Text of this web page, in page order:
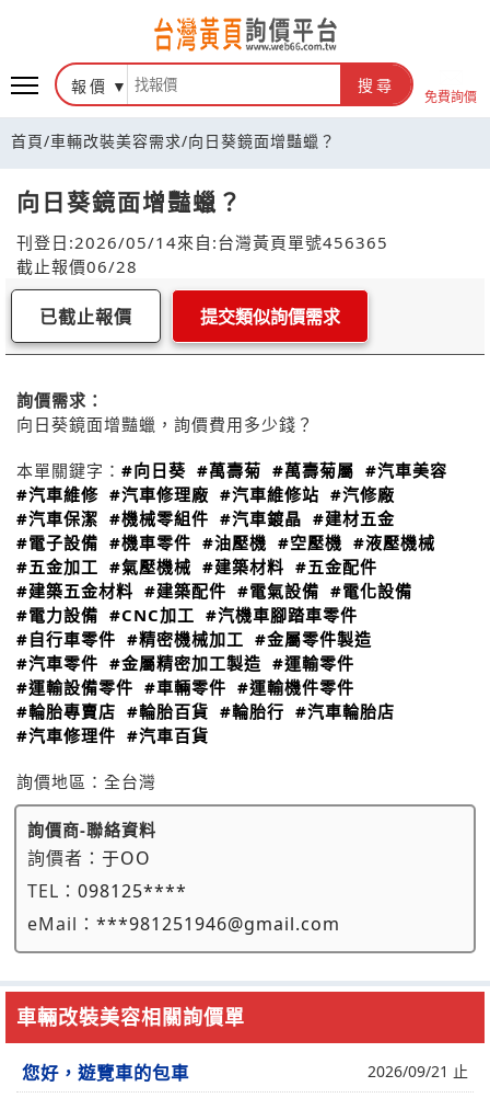
報價 搜尋
免費詢價
首頁/車輛改裝美容需求/向日葵鏡面增豔蠟？
向日葵鏡面增豔蠟？
刊登日:2026/05/14來自:台灣黃頁單號456365
截止報價06/28
已截止報價 提交類似詢價需求
詢價需求：
向日葵鏡面增豔蠟，詢價費用多少錢？
本單關鍵字： #向日葵 #萬壽菊 #萬壽菊屬 #汽車美容
#汽車維修 #汽車修理廠 #汽車維修站 #汽修廠
#汽車保潔 #機械零組件 #汽車鍍晶 #建材五金
#電子設備 #機車零件 #油壓機 #空壓機 #液壓機械
#五金加工 #氣壓機械 #建築材料 #五金配件
#建築五金材料 #建築配件 #電氣設備 #電化設備
#電力設備 #CNC加工 #汽機車腳踏車零件
#自行車零件 #精密機械加工 #金屬零件製造
#汽車零件 #金屬精密加工製造 #運輸零件
#運輸設備零件 #車輛零件 #運輸機件零件
#輪胎專賣店 #輪胎百貨 #輪胎行 #汽車輪胎店
#汽車修理件 #汽車百貨
詢價地區： 全台灣
詢價商-聯絡資料
詢價者： 于OO
TEL： 098125****
eMail： ***981251946@gmail.com
車輛改裝美容相關詢價單
您好，遊覽車的包車 2026/09/21 止